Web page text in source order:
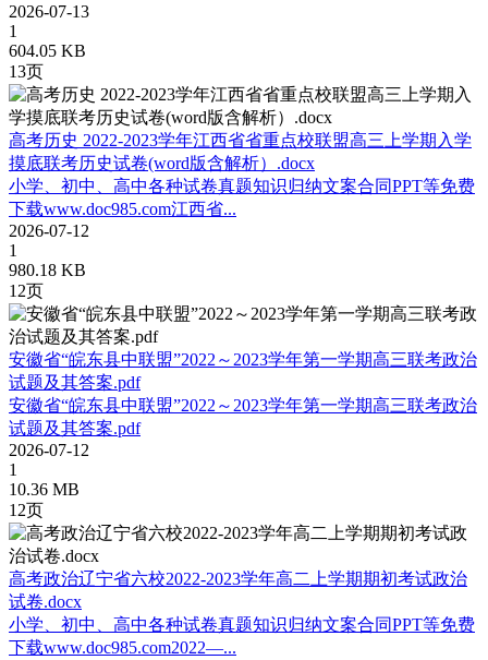
2026-07-13
1
604.05 KB
13页
高考历史 2022-2023学年江西省省重点校联盟高三上学期入学
摸底联考历史试卷(word版含解析）.docx
小学、初中、高中各种试卷真题知识归纳文案合同PPT等免费
下载www.doc985.com江西省...
2026-07-12
1
980.18 KB
12页
安徽省“皖东县中联盟”2022～2023学年第一学期高三联考政治
试题及其答案.pdf
安徽省“皖东县中联盟”2022～2023学年第一学期高三联考政治
试题及其答案.pdf
2026-07-12
1
10.36 MB
12页
高考政治辽宁省六校2022-2023学年高二上学期期初考试政治
试卷.docx
小学、初中、高中各种试卷真题知识归纳文案合同PPT等免费
下载www.doc985.com2022—...